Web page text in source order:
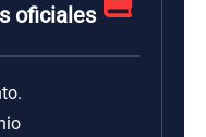
oficiales